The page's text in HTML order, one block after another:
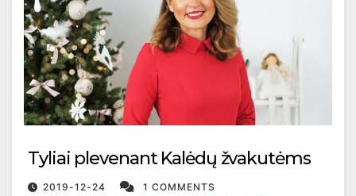
Tyliai plevenant Kalėdų žvakutėms
2019-12-24 1 COMMENTS